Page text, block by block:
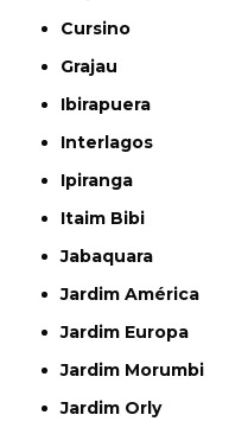
Cursino
Grajau
Ibirapuera
Interlagos
Ipiranga
Itaim Bibi
Jabaquara
Jardim América
Jardim Europa
Jardim Morumbi
Jardim Orly